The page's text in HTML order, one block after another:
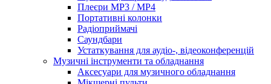
Плеєри MP3 / MP4
Портативні колонки
Радіоприймачі
Саундбари
Устаткування для аудіо-, відеоконференцій
Музичні інструменти та обладнання
Аксесуари для музичного обладнання